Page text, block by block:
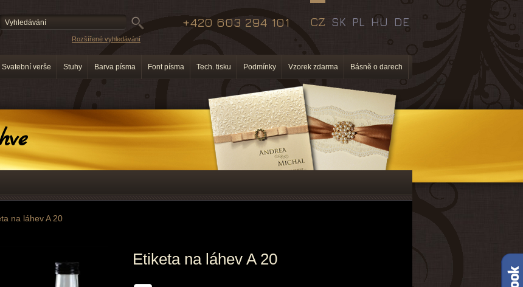
+420 603 294 101 DE
HU
PL
SK
CZ
Svatební verše Stuhy Barva písma Font písma Tech. tisku Podmínky Vzorek zdarma Básně o darech
Rozšířené vyhledávání
na láhev A 20
Etiketa na láhev A 20